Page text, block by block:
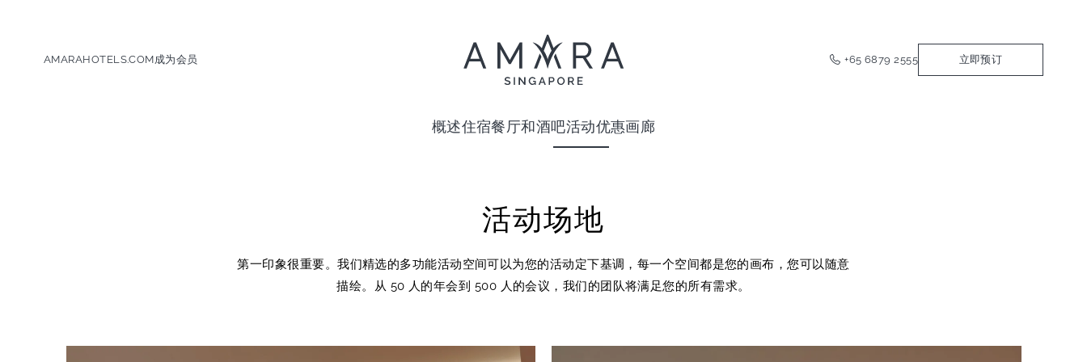
AMARAHOTELS.COM成为会员 +65 6879 2555 立即预订
概述住宿餐厅和酒吧活动优惠画廊
活动场地
第一印象很重要。我们精选的多功能活动空间可以为您的活动定下基调，每一个空间都是您的画布，您可以随意
描绘。从 50 人的年会到 500 人的会议，我们的团队将满足您的所有需求。